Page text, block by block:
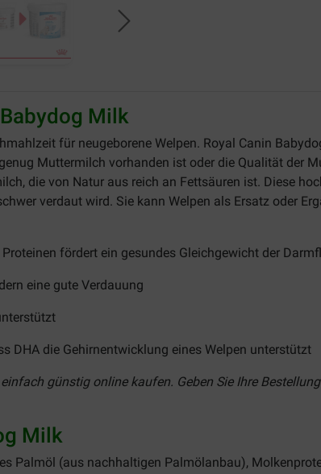
Milk
für neugeborene Welpen. Royal Canin
Muttermilch vorhanden ist oder die Qualität der
die von Natur aus reich an Fettsäuren ist. Diese
verdaut wird. Sie kann Welpen als Ersatz oder
fördert ein gesundes Gleichgewicht der
eine gute Verdauung
DHA die Gehirnentwicklung eines Welpen unterstützt
günstig online kaufen. Geben Sie Ihre
Milk
Palmöl (aus nachhaltigen Palmölanbau),